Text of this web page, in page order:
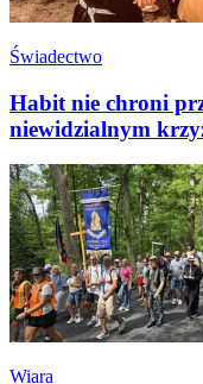
Świadectwo
Habit nie chroni
niewidzialnym
Wiara